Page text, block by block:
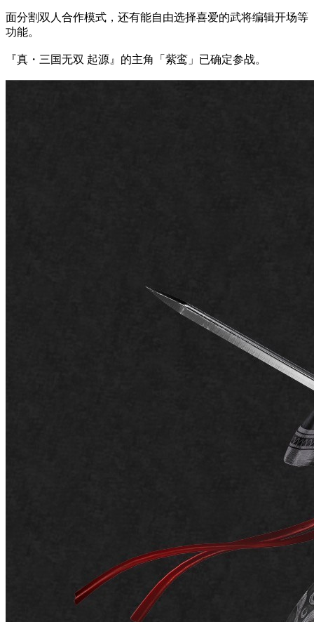
面分割双人合作模式，还有能自由选择喜爱的武将编辑开场等
功能。
『真・三国无双 起源』的主角「紫鸾」已确定参战。